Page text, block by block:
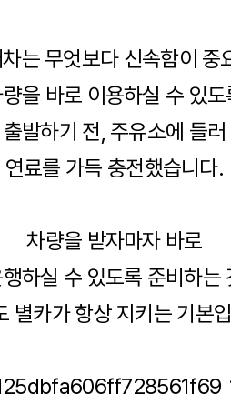
는 무엇보다 신속함이 중
을 바로 이용하실 수 있도
출발하기 전, 주유소에 들러
연료를 가득 충전했습니다.
차량을 받자마자 바로
하실 수 있도록 준비하는
별카가 항상 지키는 기본